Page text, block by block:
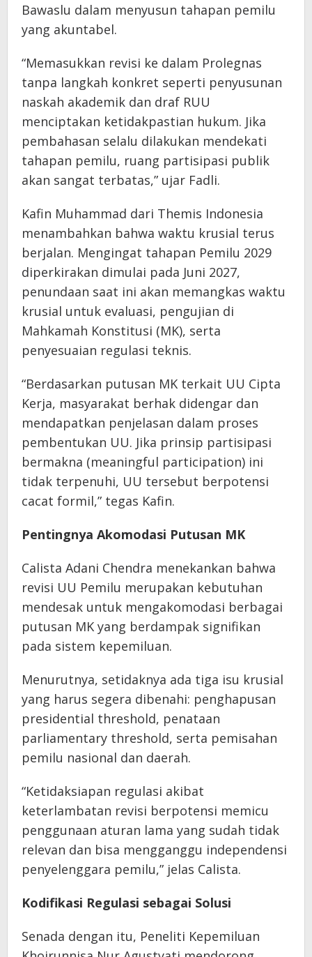
Bawaslu dalam menyusun tahapan pemilu
yang akuntabel.
“Memasukkan revisi ke dalam Prolegnas
tanpa langkah konkret seperti penyusunan
naskah akademik dan draf RUU
menciptakan ketidakpastian hukum. Jika
pembahasan selalu dilakukan mendekati
tahapan pemilu, ruang partisipasi publik
akan sangat terbatas,” ujar Fadli.
Kafin Muhammad dari Themis Indonesia
menambahkan bahwa waktu krusial terus
berjalan. Mengingat tahapan Pemilu 2029
diperkirakan dimulai pada Juni 2027,
penundaan saat ini akan memangkas waktu
krusial untuk evaluasi, pengujian di
Mahkamah Konstitusi (MK), serta
penyesuaian regulasi teknis.
“Berdasarkan putusan MK terkait UU Cipta
Kerja, masyarakat berhak didengar dan
mendapatkan penjelasan dalam proses
pembentukan UU. Jika prinsip partisipasi
bermakna (meaningful participation) ini
tidak terpenuhi, UU tersebut berpotensi
cacat formil,” tegas Kafin.
Pentingnya Akomodasi Putusan MK
Calista Adani Chendra menekankan bahwa
revisi UU Pemilu merupakan kebutuhan
mendesak untuk mengakomodasi berbagai
putusan MK yang berdampak signifikan
pada sistem kepemiluan.
Menurutnya, setidaknya ada tiga isu krusial
yang harus segera dibenahi: penghapusan
presidential threshold, penataan
parliamentary threshold, serta pemisahan
pemilu nasional dan daerah.
“Ketidaksiapan regulasi akibat
keterlambatan revisi berpotensi memicu
penggunaan aturan lama yang sudah tidak
relevan dan bisa mengganggu independensi
penyelenggara pemilu,” jelas Calista.
Kodifikasi Regulasi sebagai Solusi
Senada dengan itu, Peneliti Kepemiluan